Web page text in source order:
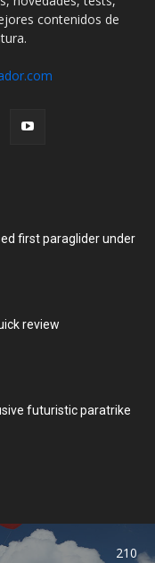
contenidos de
first paraglider under
review
futuristic paratrike
210